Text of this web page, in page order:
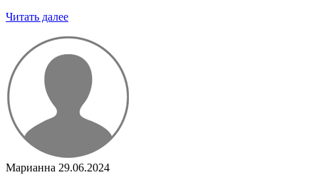
Читать далее
Марианна 29.06.2024